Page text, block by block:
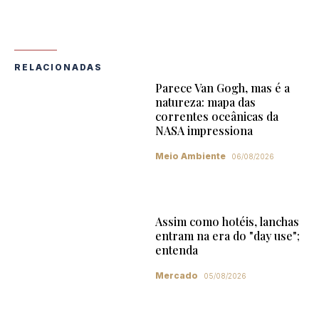
RELACIONADAS
Parece Van Gogh, mas é a
natureza: mapa das
correntes oceânicas da
NASA impressiona
Meio Ambiente 06/08/2026
Assim como hotéis, lanchas
entram na era do "day use";
entenda
Mercado 05/08/2026